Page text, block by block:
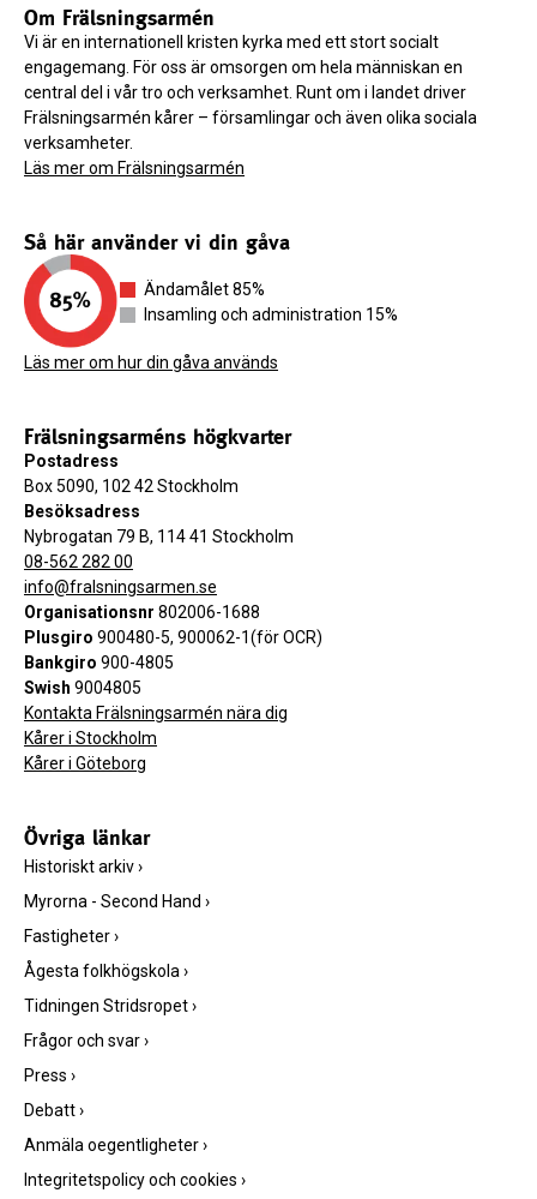
Om Frälsningsarmén
Vi är en internationell kristen kyrka med ett stort socialt
engagemang. För oss är omsorgen om hela människan en
central del i vår tro och verksamhet. Runt om i landet driver
Frälsningsarmén kårer – församlingar och även olika sociala
verksamheter.
Läs mer om Frälsningsarmén
Så här använder vi din gåva
Ändamålet 85%
Insamling och administration 15%
Läs mer om hur din gåva används
Frälsningsarméns högkvarter
Postadress
Box 5090, 102 42 Stockholm
Besöksadress
Nybrogatan 79 B, 114 41 Stockholm
08-562 282 00
info@fralsningsarmen.se
Organisationsnr 802006-1688
Plusgiro 900480-5, 900062-1(för OCR)
Bankgiro 900-4805
Swish 9004805
Kontakta Frälsningsarmén nära dig
Kårer i Stockholm
Kårer i Göteborg
Övriga länkar
Historiskt arkiv›
Myrorna - Second Hand ›
Fastigheter›
Ågesta folkhögskola ›
Tidningen Stridsropet›
Frågor och svar›
Press ›
Debatt›
Anmäla oegentligheter›
Integritetspolicy och cookies ›